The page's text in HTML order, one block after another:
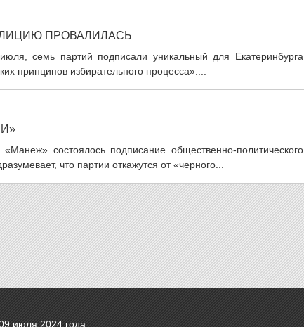
ПРОВАЛИЛАСЬ
семь партий подписали уникальный для Екатеринбурга
принципов избирательного процесса»....
состоялось подписание общественно-политического
что партии откажутся от «черного...
июля 2024 года.